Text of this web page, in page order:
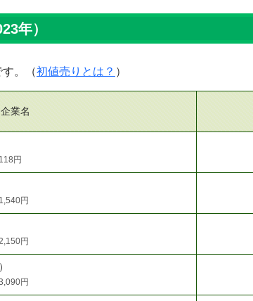
年）
。（初値売りとは？ ）
企業名
円
円
円
円